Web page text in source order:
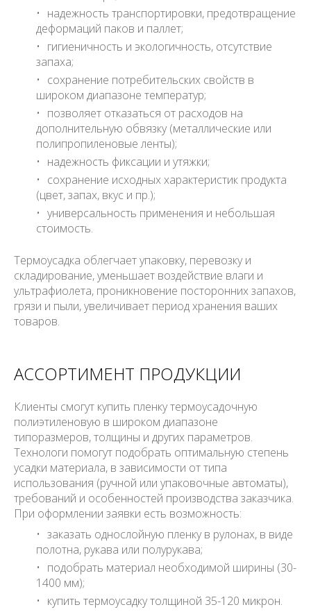
надежность транспортировки, предотвращение
деформаций паков и паллет;
гигиеничность и экологичность, отсутствие
запаха;
сохранение потребительских свойств в
широком диапазоне температур;
позволяет отказаться от расходов на
дополнительную обвязку (металлические или
полипропиленовые ленты);
надежность фиксации и утяжки;
сохранение исходных характеристик продукта
(цвет, запах, вкус и пр.);
универсальность применения и небольшая
стоимость.
Термоусадка облегчает упаковку, перевозку и
складирование, уменьшает воздействие влаги и
ультрафиолета, проникновение посторонних запахов,
грязи и пыли, увеличивает период хранения ваших
товаров.
АССОРТИМЕНТ ПРОДУКЦИИ
Клиенты смогут купить пленку термоусадочную
полиэтиленовую в широком диапазоне
типоразмеров, толщины и других параметров.
Технологи помогут подобрать оптимальную степень
усадки материала, в зависимости от типа
использования (ручной или упаковочные автоматы),
требований и особенностей производства заказчика.
При оформлении заявки есть возможность:
заказать однослойную пленку в рулонах, в виде
полотна, рукава или полурукава;
подобрать материал необходимой ширины (30-
1400 мм);
купить термоусадку толщиной 35-120 микрон.